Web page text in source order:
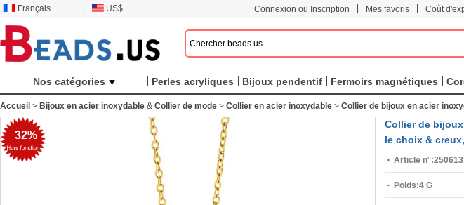
Français US$ Connexion ou Inscription Mes favoris Coût
Nos catégories Perles acryliques Bijoux pendentif Fermoirs magnétiques
Accueil > Bijoux en acier inoxydable & Collier de mode > Collier en acier inoxydable > Collier de bijoux en acier
32%
Collier de
le choix &
Article n°:
Poids:4 G